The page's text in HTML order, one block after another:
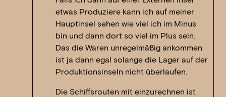
etwas Produziere kann ich auf meiner
Hauptinsel sehen wie viel ich im Minus
bin und dann dort so viel im Plus sein.
Das die Waren unregelmäßig ankommen
ist ja dann egal solange die Lager auf der
Produktionsinseln nicht überlaufen.
Die Schiffsrouten mit einzurechnen ist